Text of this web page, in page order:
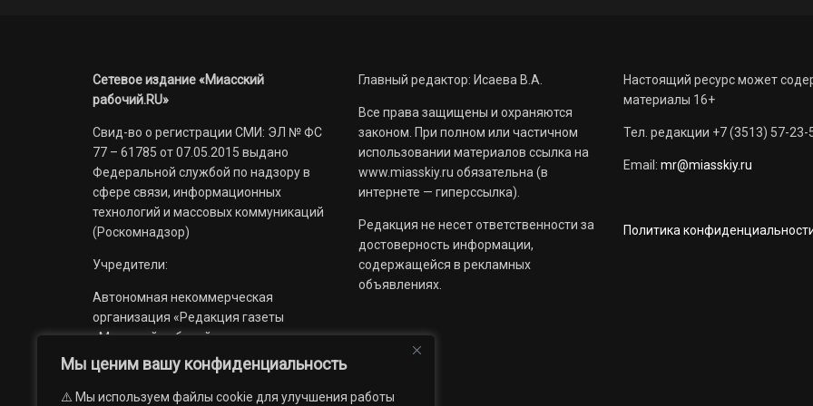
Мы ценим вашу конфиденциальность
⚠️ Мы используем файлы cookie для улучшения работы
Сетевое издание «Миасский
рабочий.RU»
Свид-во о регистрации СМИ: ЭЛ № ФС
77 – 61785 от 07.05.2015 выдано
Федеральной службой по надзору в
сфере связи, информационных
технологий и массовых коммуникаций
(Роскомнадзор)
Учредители:
Автономная некоммерческая
организация «Редакция газеты
«Миасский рабочий»;
Областное государственное
учреждение «Издательский дом
Главный редактор: Исаева В.А.
Все права защищены и охраняются
законом. При полном или частичном
использовании материалов ссылка на
www.miasskiy.ru обязательна (в
интернете — гиперссылка).
Редакция не несет ответственности за
достоверность информации,
содержащейся в рекламных
объявлениях.
Настоящий ресурс может
материалы 16+
Тел. редакции +7 (3513) 57-23-
Email: mr@miasskiy.ru
Политика